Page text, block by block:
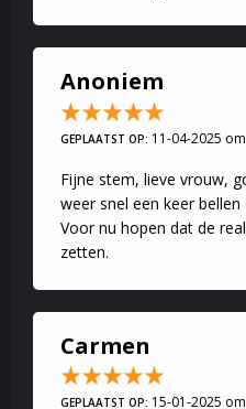
Anoniem
GEPLAATST OP: 11-04-2025
Fijne stem, lieve vrouw,
weer snel een keer
Voor nu hopen dat de
zetten.
Carmen
GEPLAATST OP: 15-01-2025